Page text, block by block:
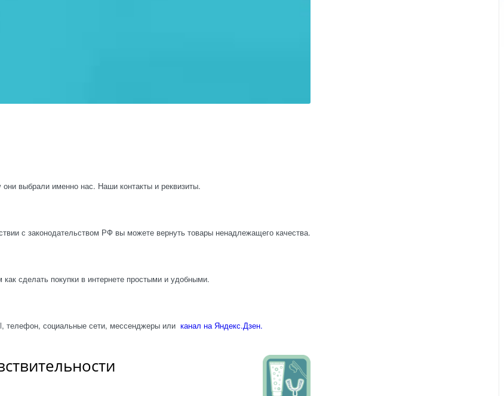
выбрали именно нас. Наши контакты и реквизиты.
с законодательством РФ вы можете вернуть товары ненадлежащего качества.
сделать покупки в интернете простыми и удобными.
социальные сети, мессенджеры или канал на Яндекс.Дзен.